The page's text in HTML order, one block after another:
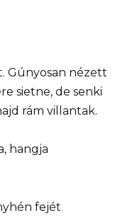
Gúnyosan nézett
sietne, de senki
rám villantak.
hangja
fejét